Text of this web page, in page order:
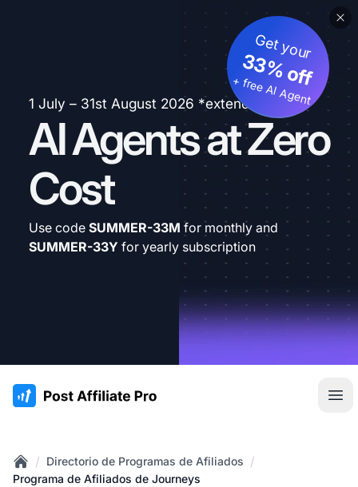
1 July – 31st August 2026 *extended
AI Agents at Zero
Cost
Get your
33% off
+ free AI Agent
Use code SUMMER-33M for monthly and
SUMMER-33Y for yearly subscription
:site.title
Home
/ Directorio de Programas de Afiliados /
Programa de Afiliados de Journeys